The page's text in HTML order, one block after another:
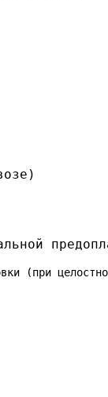
(при